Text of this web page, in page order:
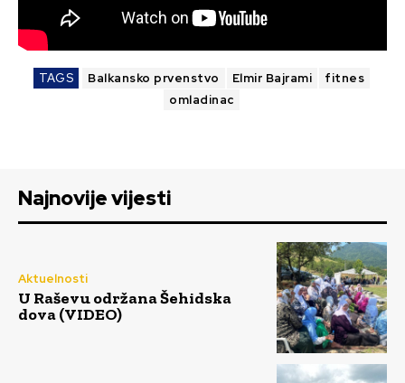
TAGS Balkansko prvenstvo Elmir Bajrami
fitnes
omladinac
Najnovije vijesti
Aktuelnosti
U Raševu održana Šehidska
dova (VIDEO)